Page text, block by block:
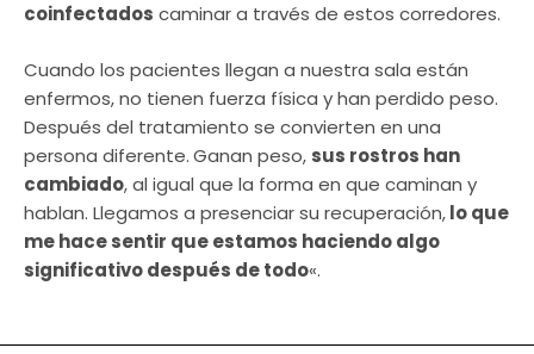
coinfectados caminar a través de estos corredores.
Cuando los pacientes llegan a nuestra sala están
enfermos, no tienen fuerza física y han perdido peso.
Después del tratamiento se convierten en una
persona diferente.Ganan peso, sus rostros han
cambiado, al igual que la forma en que caminan y
hablan. Llegamos a presenciar su recuperación,lo que
me hace sentir que estamos haciendo algo
significativo después de todo«.